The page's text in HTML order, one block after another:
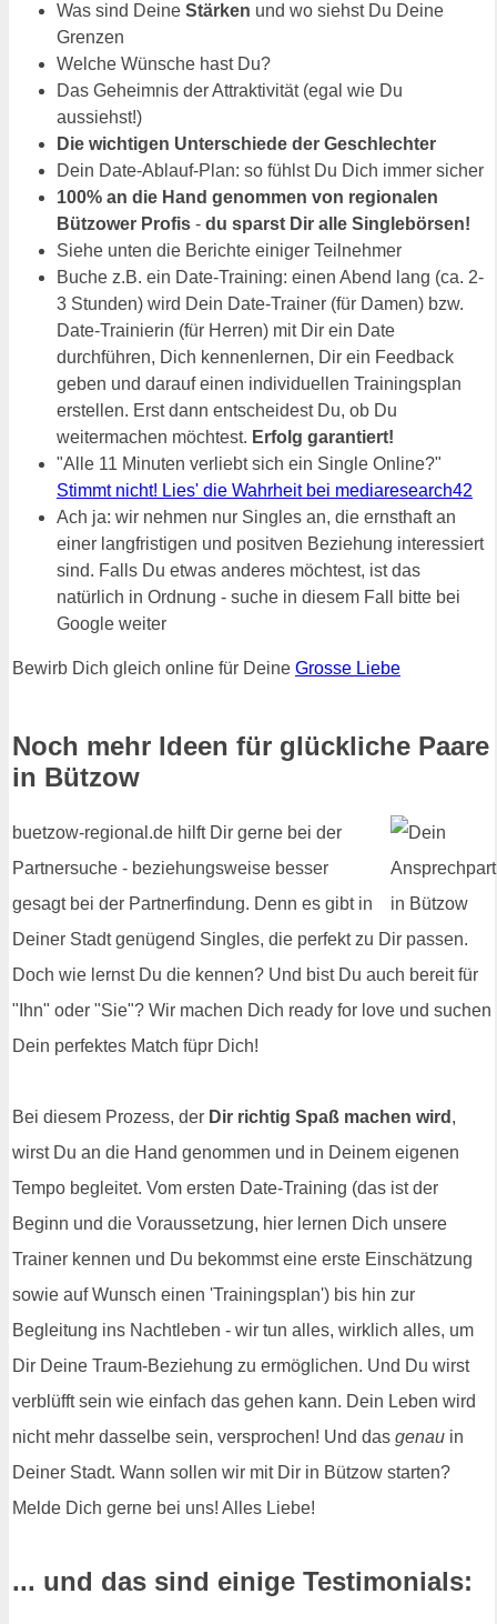
Was sind Deine Stärken und wo siehst Du Deine
Grenzen
Welche Wünsche hast Du?
Das Geheimnis der Attraktivität (egal wie Du
aussiehst!)
Die wichtigen Unterschiede der Geschlechter
Dein Date-Ablauf-Plan: so fühlst Du Dich immer sicher
100% an die Hand genommen von regionalen
Bützower Profis - du sparst Dir alle Singlebörsen!
Siehe unten die Berichte einiger Teilnehmer
Buche z.B. ein Date-Training: einen Abend lang (ca. 2-
3 Stunden) wird Dein Date-Trainer (für Damen) bzw.
Date-Trainierin (für Herren) mit Dir ein Date
durchführen, Dich kennenlernen, Dir ein Feedback
geben und darauf einen individuellen Trainingsplan
erstellen. Erst dann entscheidest Du, ob Du
weitermachen möchtest. Erfolg garantiert!
"Alle 11 Minuten verliebt sich ein Single Online?"
Stimmt nicht! Lies' die Wahrheit bei mediaresearch42
Ach ja: wir nehmen nur Singles an, die ernsthaft an
einer langfristigen und positven Beziehung interessiert
sind. Falls Du etwas anderes möchtest, ist das
natürlich in Ordnung - suche in diesem Fall bitte bei
Google weiter
Bewirb Dich gleich online für Deine Grosse Liebe
Noch mehr Ideen für glückliche Paare
in Bützow
buetzow-regional.de hilft Dir gerne bei der
Partnersuche - beziehungsweise besser
gesagt bei der Partnerfindung. Denn es gibt in
Deiner Stadt genügend Singles, die perfekt zu Dir passen.
Doch wie lernst Du die kennen? Und bist Du auch bereit für
"Ihn" oder "Sie"? Wir machen Dich ready for love und suchen
Dein perfektes Match füpr Dich!
Bei diesem Prozess, der Dir richtig Spaß machen wird ,
wirst Du an die Hand genommen und in Deinem eigenen
Tempo begleitet. Vom ersten Date-Training (das ist der
Beginn und die Voraussetzung, hier lernen Dich unsere
Trainer kennen und Du bekommst eine erste Einschätzung
sowie auf Wunsch einen 'Trainingsplan') bis hin zur
Begleitung ins Nachtleben - wir tun alles, wirklich alles, um
Dir Deine Traum-Beziehung zu ermöglichen. Und Du wirst
verblüfft sein wie einfach das gehen kann. Dein Leben wird
nicht mehr dasselbe sein, versprochen! Und das genau in
Deiner Stadt. Wann sollen wir mit Dir in Bützow starten?
Melde Dich gerne bei uns! Alles Liebe!
... und das sind einige Testimonials: